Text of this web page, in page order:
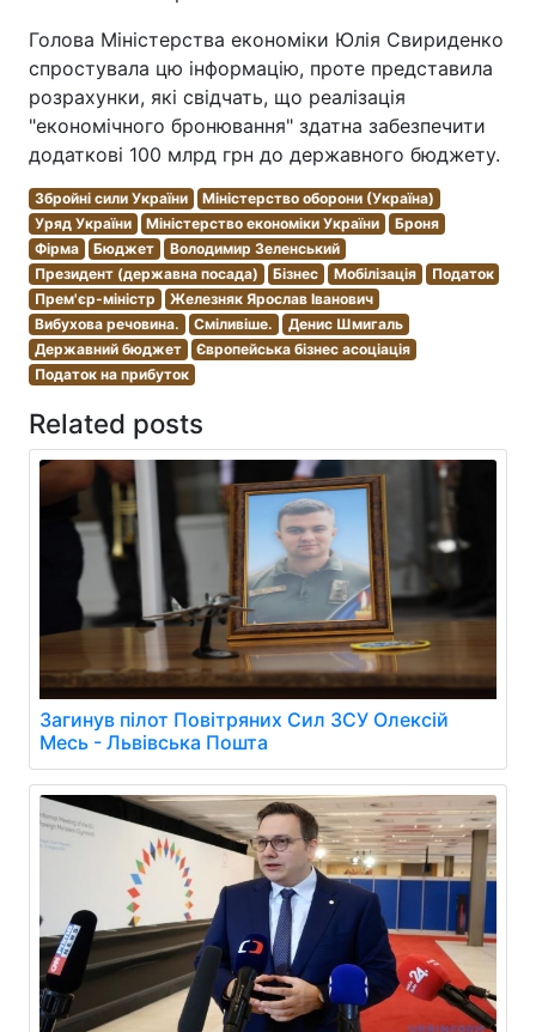
Голова Міністерства економіки Юлія Свириденко
спростувала цю інформацію, проте представила
розрахунки, які свідчать, що реалізація
"економічного бронювання" здатна забезпечити
додаткові 100 млрд грн до державного бюджету.
Збройні сили України
Міністерство оборони (Україна)
Уряд України
Міністерство економіки України
Броня
Фірма
Бюджет
Володимир Зеленський
Президент (державна посада)
Бізнес Мобілізація
Податок
Прем'єр-міністр
Железняк Ярослав Іванович
Вибухова речовина.
Сміливіше.
Денис Шмигаль
Державний бюджет
Європейська бізнес асоціація
Податок на прибуток
Related posts
Загинув пілот Повітряних Сил ЗСУ Олексій
Месь - Львівська Пошта